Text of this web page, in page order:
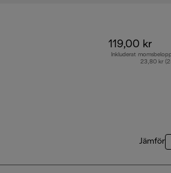
119,00 kr
Inkluderat
23,80 kr
Jämför